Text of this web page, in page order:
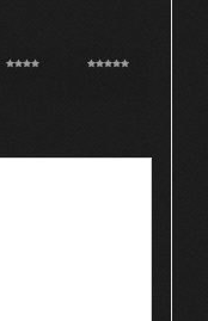
4 из 5
5 из 5